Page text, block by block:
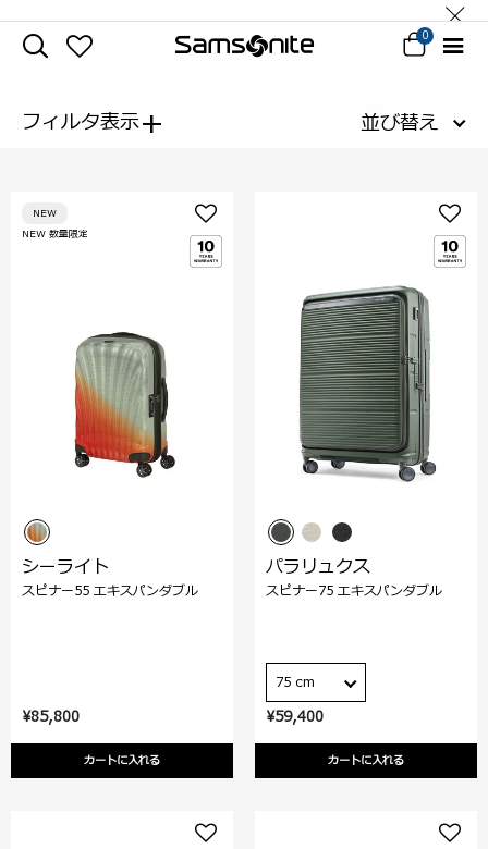
0
フィルタ表示+ 並び替え
¥85,800
カートに入れる
NEW 数量限定
NEW
シーライト
スピナー55 エキスパンダブル
¥59,400
カートに入れる
パラリュクス
スピナー75 エキスパンダブル
75 cm